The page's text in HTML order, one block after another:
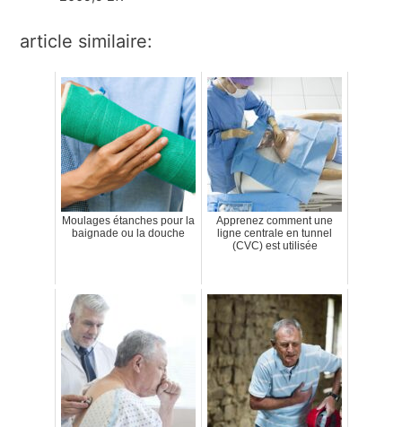
article similaire:
Moulages étanches pour la
baignade ou la douche
Apprenez comment une
ligne centrale en tunnel
(CVC) est utilisée